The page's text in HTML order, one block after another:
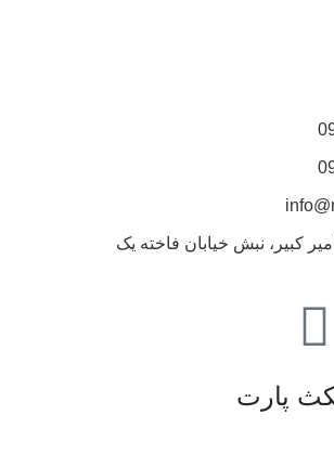
کبیر، نبش خیابان فاخته یک
پارت